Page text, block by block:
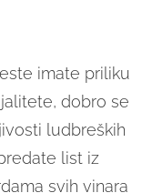
imate priliku
dobro se
ludbreških
list iz
svih vinara